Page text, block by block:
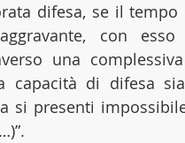
difesa, se il
con
una
capacità di difesa
si presenti